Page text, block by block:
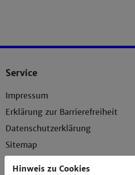
Service
Impressum
Erklärung zur Barrierefreiheit
Datenschutzerklärung
Sitemap
Hinweis zu Cookies